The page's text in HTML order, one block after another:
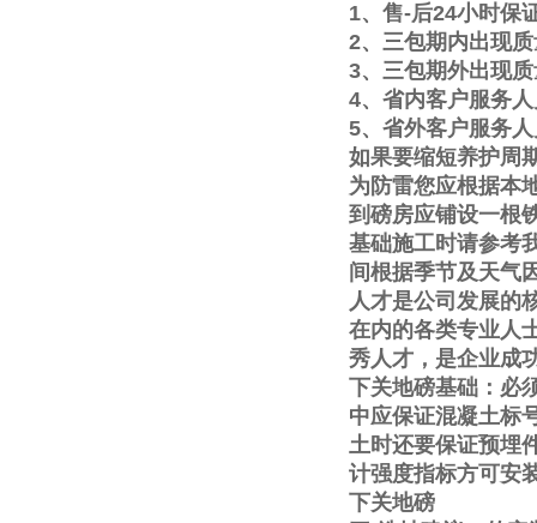
1、售-后24小时保
2、三包期内出现
3、三包期外出现
4、省内客户服务
5、省外客户服务
如果要缩短养护周
为防雷您应根据本
到磅房应铺设一根
基础施工时请参考
间根据季节及天气
人才是公司发展的
在内的各类专业人
秀人才，是企业成
下关地磅基础：必
中应保证混凝土标
土时还要保证预埋
计强度指标方可安
下关地磅